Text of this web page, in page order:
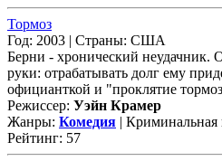
Тормоз
Год: 2003 | Страны: США
Берни - хронический неудачник.
руки: отрабатывать долг ему
официанткой и "проклятие
Режиссер: Уэйн Крамер
Жанры: Комедия | Криминальная
Рейтинг: 57